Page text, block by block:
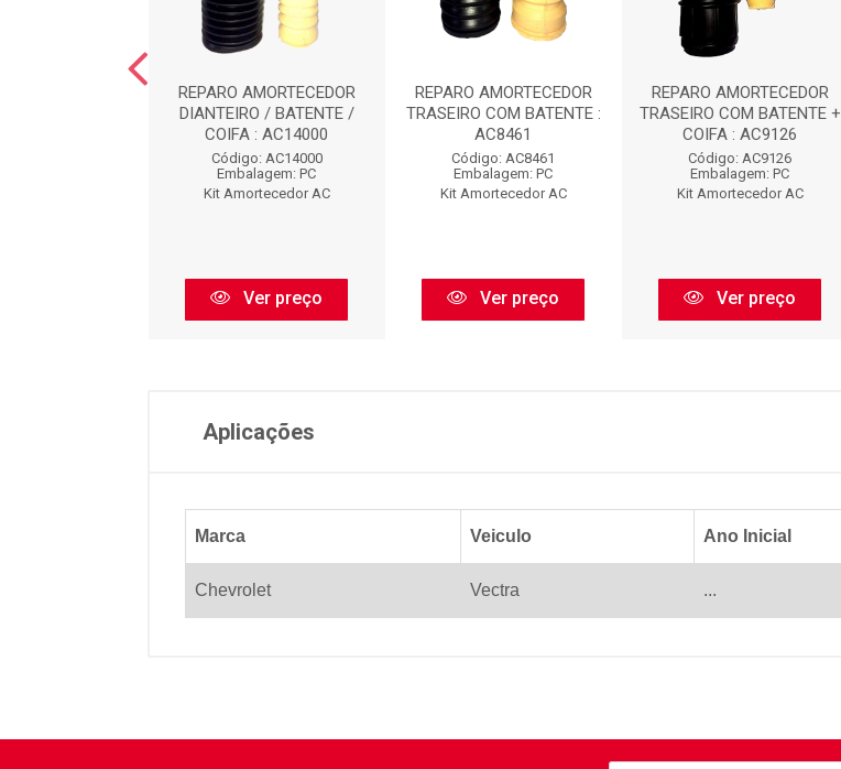
REPARO AMORTECEDOR
DIANTEIRO / BATENTE /
COIFA : AC14000
Código: AC14000
Embalagem: PC
Kit Amortecedor AC
Ver preço
REPARO AMORTECEDOR
TRASEIRO COM BATENTE :
AC8461
Código: AC8461
Embalagem: PC
Kit Amortecedor AC
Ver preço
REPARO AMORTECEDOR
TRASEIRO COM BATENTE +
COIFA : AC9126
Código: AC9126
Embalagem: PC
Kit Amortecedor AC
Ver preço
Aplicações
Marca Veiculo Ano Inicial
Chevrolet Vectra ...